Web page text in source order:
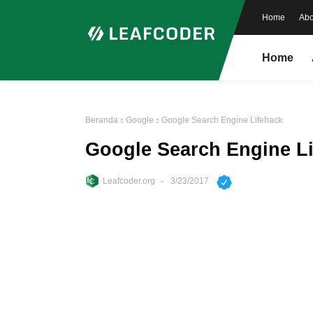
Home
Home
Beranda Google Google Search Engine Lifehack
Google Search Engine
Leafcoder.org 3/23/2017